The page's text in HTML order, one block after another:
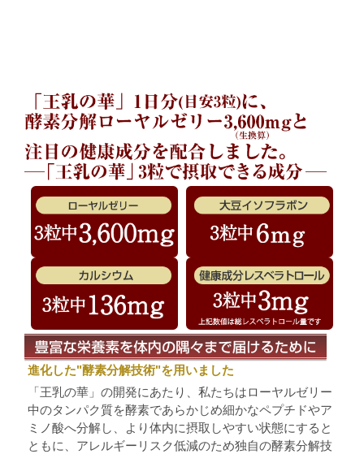
進化した"酵素分解技術"を用いました
「王乳の華」の開発にあたり、私たちはローヤルゼリー
中のタンパク質を酵素であらかじめ細かなペプチドやア
ミノ酸へ分解し、より体内に摂取しやすい状態にすると
ともに、アレルギーリスク低減のため独自の酵素分解技